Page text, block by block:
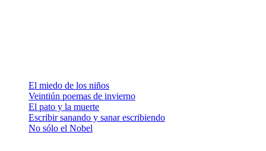
El miedo de los niños
Veintiún poemas de invierno
El pato y la muerte
Escribir sanando y sanar escribiendo
No sólo el Nobel